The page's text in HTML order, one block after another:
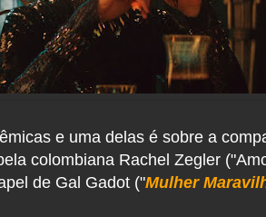
e uma delas é sobre a
colombiana Rachel Zegler
de Gal Gadot ("Mulher